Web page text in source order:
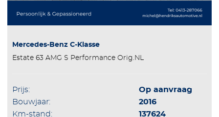
Mercedes-Benz C-Klasse
Estate 63 AMG S Performance Orig.NL
Prijs:
Op aanvraag
Bouwjaar:
2016
Km-stand:
137624